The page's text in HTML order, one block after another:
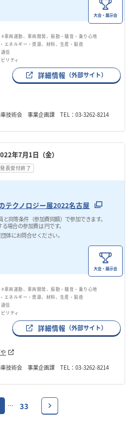
大会・展示会
#車両運動、車両開発、振動・騒音・乗り心地
エネルギー・資源、材料、生産・製造
・通信
リティ
詳細情報 （外部サイト）
車技術会 事業企画課 TEL：03-3262-8214
年7月1日（金）
表受付終了
テクノロジー展2022名古屋
同等条件（参加費同額）で参加できます。
場合の参加費は 円です。
体にお問合せください。
大会・展示会
#車両運動、車両開発、振動・騒音・乗り心地
エネルギー・資源、材料、生産・製造
・通信
リティ
詳細情報 （外部サイト）
車技術会 事業企画課 TEL：03-3262-8214
… 33